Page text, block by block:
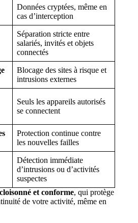
Données cryptées, même en
cas d’interception
Séparation stricte entre
salariés, invités et objets
connectés
Blocage des sites à risque et
intrusions externes
Seuls les appareils autorisés
se connectent
Protection continue contre
les nouvelles failles
Détection immédiate
d’intrusions ou d’activités
suspectes
et conforme, qui protège
de votre activité, même en